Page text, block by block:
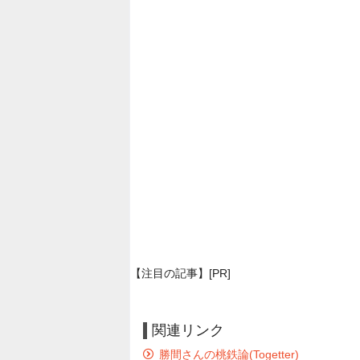
【注目の記事】[PR]
関連リンク
勝間さんの桃鉄論(Togetter)